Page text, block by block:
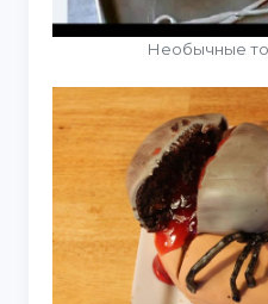
Необычные